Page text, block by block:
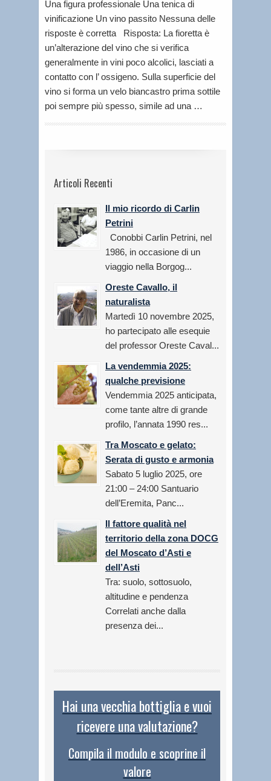
Una figura professionale Una tenica di
vinificazione Un vino passito Nessuna delle
risposte è corretta Risposta: La fioretta è
un’alterazione del vino che si verifica
generalmente in vini poco alcolici, lasciati a
contatto con l’ ossigeno. Sulla superficie del
vino si forma un velo biancastro prima sottile
poi sempre più spesso, simile ad una …
Articoli Recenti
Il mio ricordo di Carlin
Petrini
Conobbi Carlin Petrini, nel
1986, in occasione di un
viaggio nella Borgog...
Oreste Cavallo, il
naturalista
Martedì 10 novembre 2025,
ho partecipato alle esequie
del professor Oreste Caval...
La vendemmia 2025:
qualche previsione
Vendemmia 2025 anticipata,
come tante altre di grande
profilo, l’annata 1990 res...
Tra Moscato e gelato:
Serata di gusto e armonia
Sabato 5 luglio 2025, ore
21:00 – 24:00 Santuario
dell’Eremita, Panc...
Il fattore qualità nel
territorio della zona DOCG
del Moscato d’Asti e
dell’Asti
Tra: suolo, sottosuolo,
altitudine e pendenza
Correlati anche dalla
presenza dei...
Hai una vecchia bottiglia e vuoi
ricevere una valutazione?
Compila il modulo e scoprine il
valore